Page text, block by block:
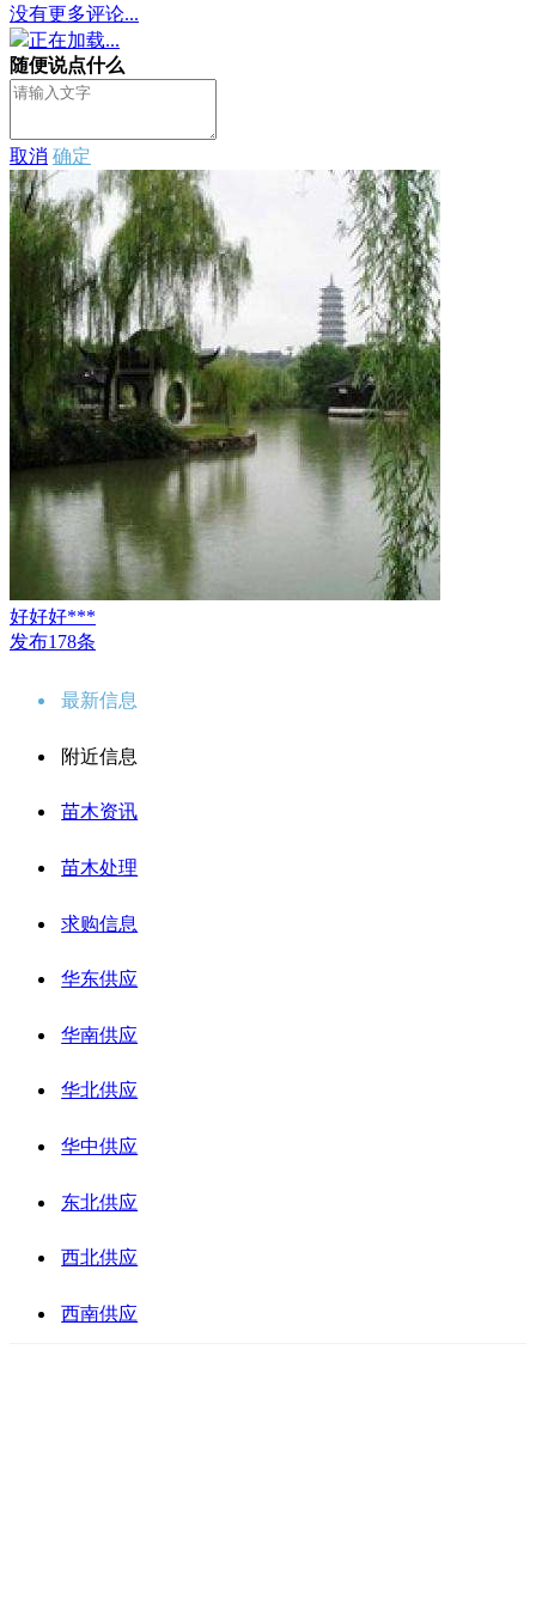
没有更多评论...
正在加载...
随便说点什么
取消 确定
好好好***
发布178条
最新信息
附近信息
苗木资讯
苗木处理
求购信息
华东供应
华南供应
华北供应
华中供应
东北供应
西北供应
西南供应